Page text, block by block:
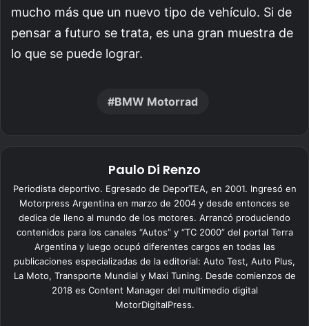
mucho más que un nuevo tipo de vehículo. Si de
pensar a futuro se trata, es una gran muestra de
lo que se puede lograr.
BMW Motorrad
Paulo Di Renzo
Periodista deportivo. Egresado de DeporTEA, en 2001. Ingresó en
Motorpress Argentina en marzo de 2004 y desde entonces se
dedica de lleno al mundo de los motores. Arrancó produciendo
contenidos para los canales “Autos” y “TC 2000” del portal Terra
Argentina y luego ocupó diferentes cargos en todas las
publicaciones especializadas de la editorial: Auto Test, Auto Plus,
La Moto, Transporte Mundial y Maxi Tuning. Desde comienzos de
2018 es Content Manager del multimedio digital
MotorDigitalPress.